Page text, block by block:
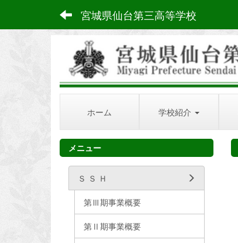
宮城県仙台第三高等学校
ホーム 学校紹介
メニュー
Ｓ Ｓ Ｈ
第Ⅲ期事業概要
第Ⅱ期事業概要